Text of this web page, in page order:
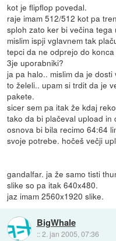
kot je flipflop povedal.
raje imam 512/512 kot pa
sploh zato ker bi večina
mislim ispji vglavnem tak
tepci da ne odprejo do
3je uporabniki?
ja pa halo.. mislim da je
to želeli.. upam si trdit da je
pakete.
sicer sem pa itak že kdaj
tako da bi plačeval upload in
osnova bi bila recimo 64:64
svoje potrebe. hočeš večji
gandalfar. ja že samo tisti
slike so pa itak 640x480.
jaz imam 2560x1920 slike.
BigWhale
::2. jan 2005, 07:36